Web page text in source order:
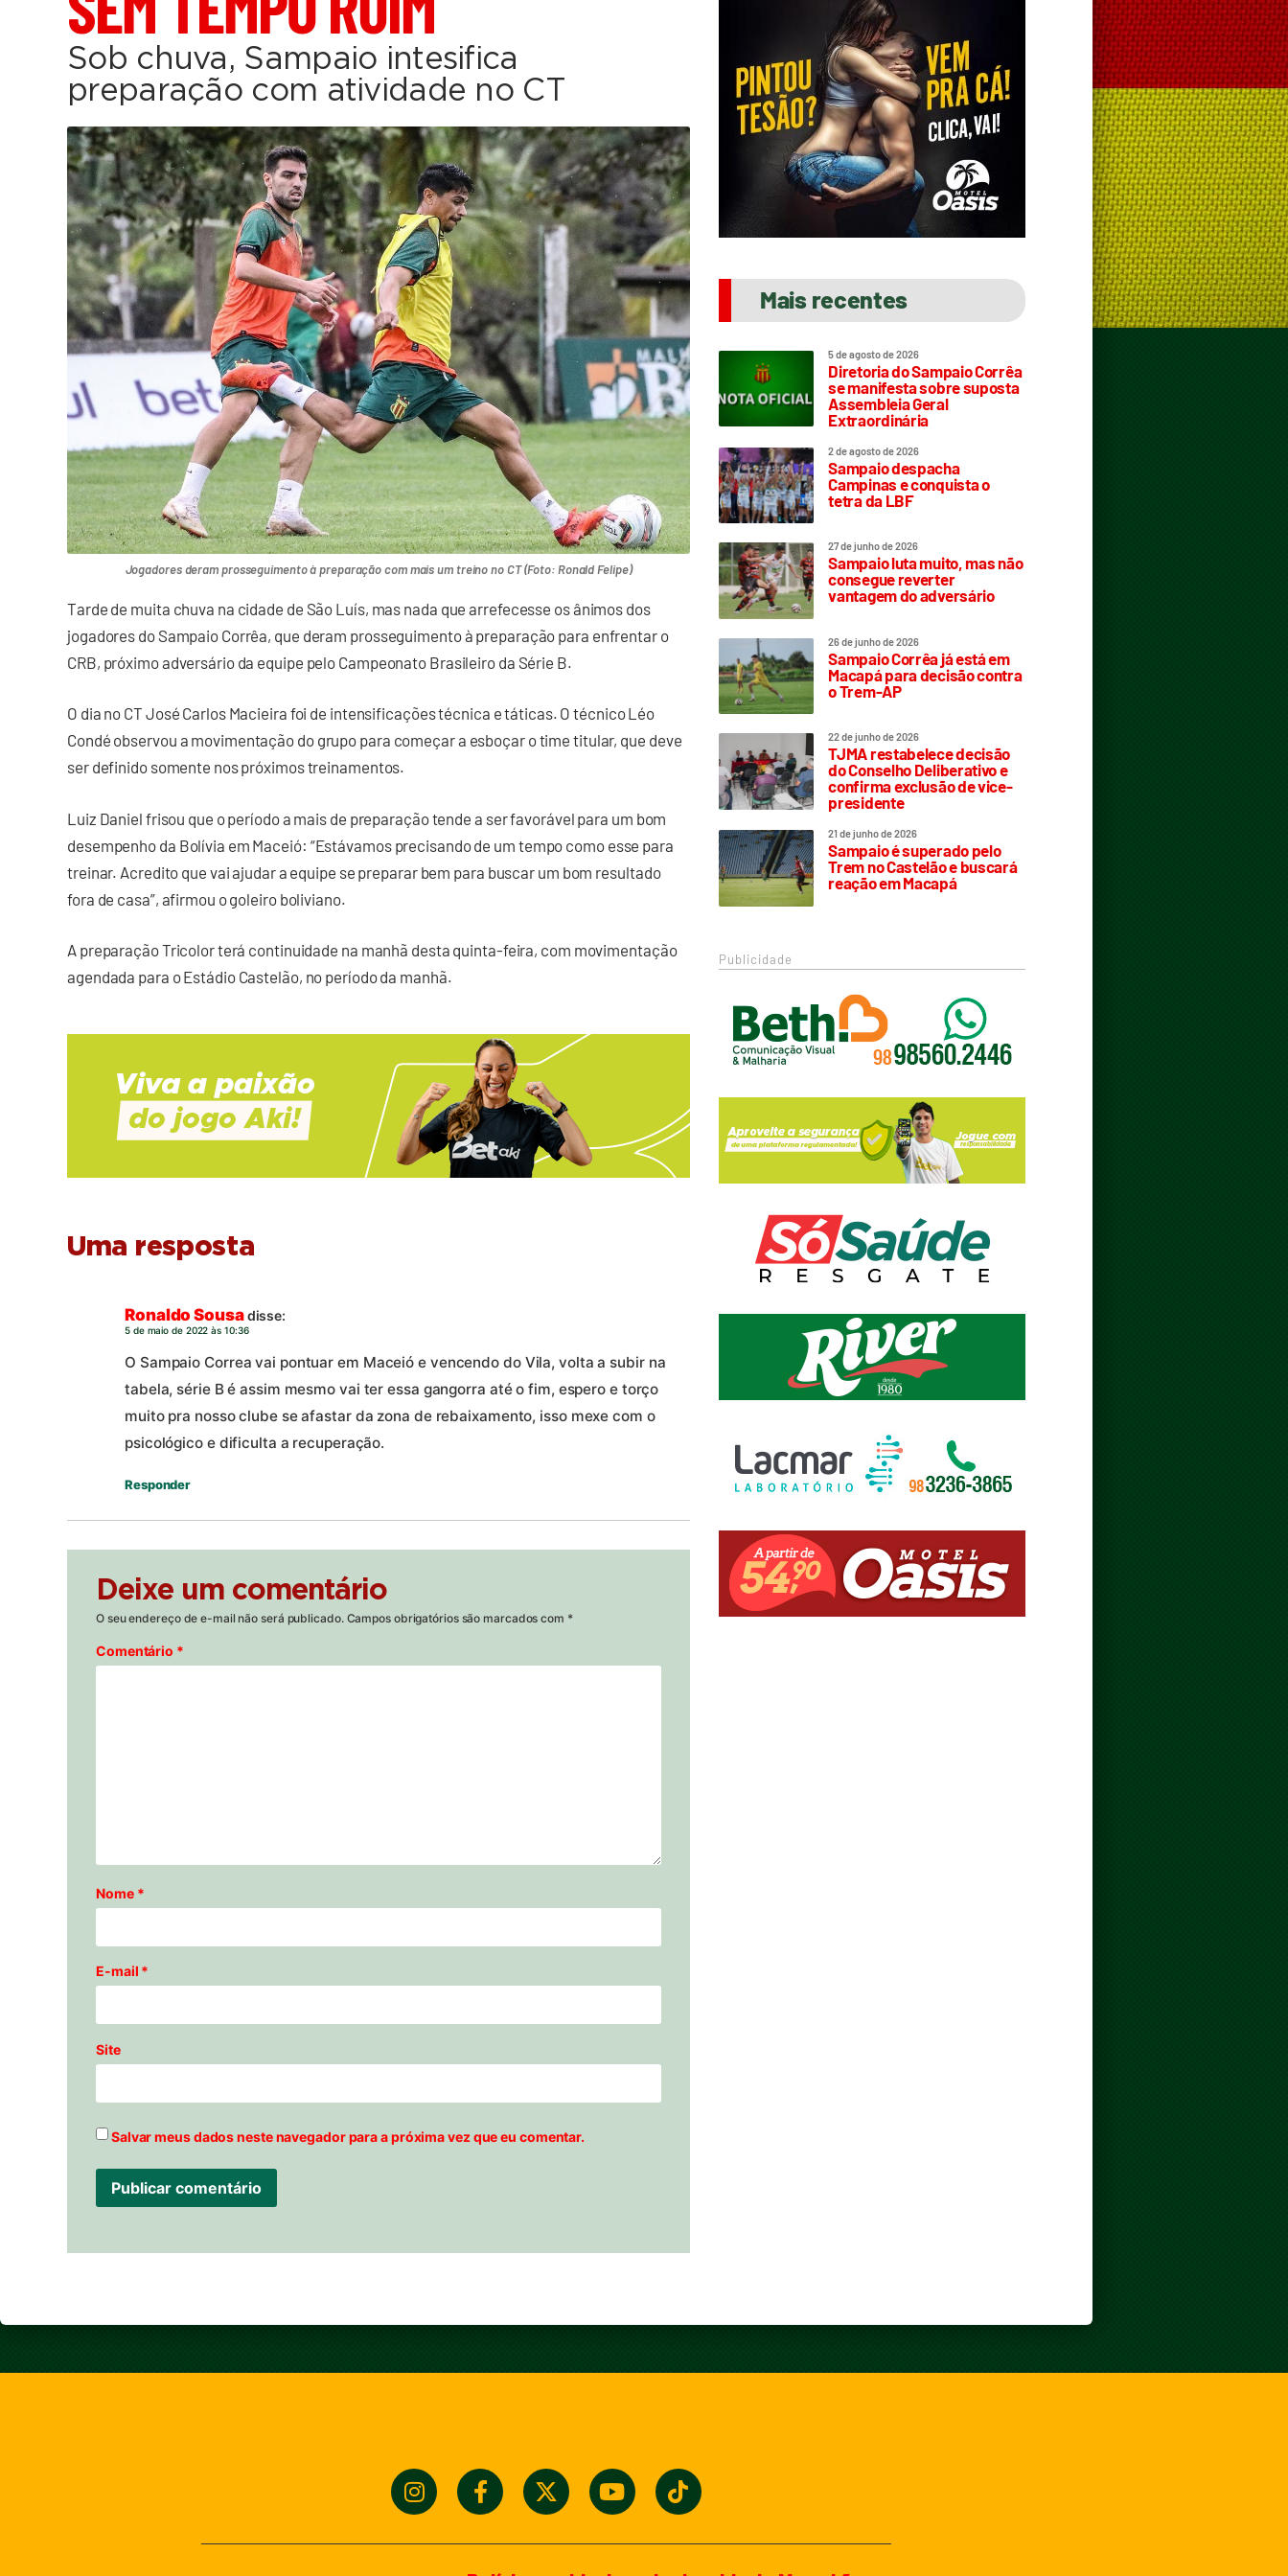
Sob chuva, Sampaio intesifica
preparação com atividade no CT
Jogadores deram prosseguimento à preparação com mais um treino no CT (Foto: Ronald Felipe)
Tarde de muita chuva na cidade de São Luís, mas nada que arrefecesse os ânimos dos
jogadores do Sampaio Corrêa, que deram prosseguimento à preparação para enfrentar o
CRB, próximo adversário da equipe pelo Campeonato Brasileiro da Série B.
O dia no CT José Carlos Macieira foi de intensificações técnica e táticas. O técnico Léo
Condé observou a movimentação do grupo para começar a esboçar o time titular, que deve
ser definido somente nos próximos treinamentos.
Luiz Daniel frisou que o período a mais de preparação tende a ser favorável para um bom
desempenho da Bolívia em Maceió: “Estávamos precisando de um tempo como esse para
treinar. Acredito que vai ajudar a equipe se preparar bem para buscar um bom resultado
fora de casa”, afirmou o goleiro boliviano.
A preparação Tricolor terá continuidade na manhã desta quinta-feira, com movimentação
agendada para o Estádio Castelão, no período da manhã.
Uma resposta
Ronaldo Sousadisse:
5 de maio de 2022 às 10:36
O Sampaio Correa vai pontuar em Maceió e vencendo do Vila, volta a subir na
tabela, série B é assim mesmo vai ter essa gangorra até o fim, espero e torço
muito pra nosso clube se afastar da zona de rebaixamento, isso mexe com o
psicológico e dificulta a recuperação.
Responder
Deixe um comentário
O seu endereço de e-mail não será publicado. Campos obrigatórios são marcados com *
Comentário *
Nome *
E-mail *
Site
Salvar meus dados neste navegador para a próxima vez que eu comentar.
Mais recentes
5 de agosto de 2026
Diretoria do Sampaio Corrêa
se manifesta sobre suposta
Assembleia Geral
Extraordinária
2 de agosto de 2026
Sampaio despacha
Campinas e conquista o
tetra da LBF
27 de junho de 2026
Sampaio luta muito, mas não
consegue reverter
vantagem do adversário
26 de junho de 2026
Sampaio Corrêa já está em
Macapá para decisão contra
o Trem-AP
22 de junho de 2026
TJMA restabelece decisão
do Conselho Deliberativo e
confirma exclusão de vice-
presidente
21 de junho de 2026
Sampaio é superado pelo
Trem no Castelão e buscará
reação em Macapá
Publicidade